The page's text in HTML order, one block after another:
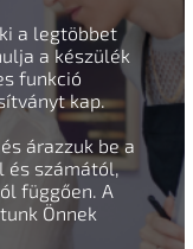
a legtöbbet
a készülék
funkció
kap.
árazzuk be a
és számától,
függően. A
Önnek